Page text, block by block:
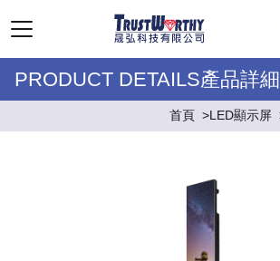
PRODUCT DETAILS產品詳細
首頁 LED顯示屏